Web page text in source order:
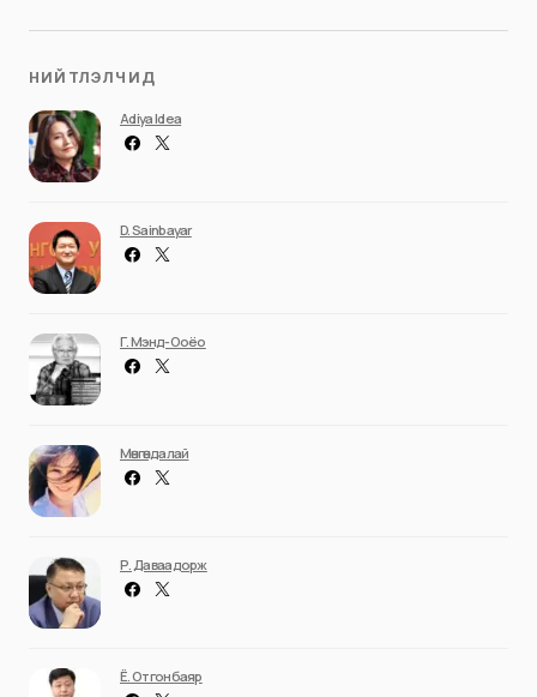
НИЙТЛЭЛЧИД
Adiya Idea
D. Sainbayar
Г. Мэнд-Ооёо
Мөнгөндалай
Р. Даваадорж
Ё. Отгонбаяр